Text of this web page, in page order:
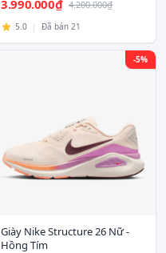
3.990.000₫ 4.200.000₫
5.0 | Đã bán 21
-5%
Giày Nike Structure 26 Nữ -
Hồng Tím